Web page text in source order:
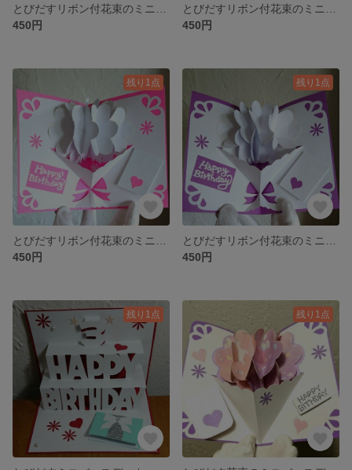
450円
450円
残り1点
450円
残り1点
450円
残り1点 残り1点